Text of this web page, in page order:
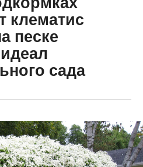
клематис
песке
сада